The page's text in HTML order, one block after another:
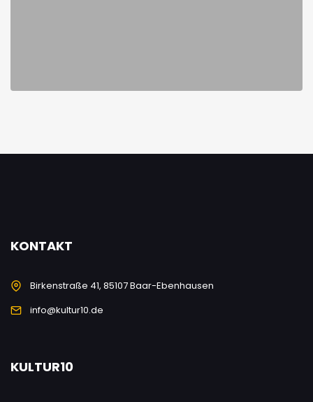
KONTAKT
Birkenstraße 41, 85107 Baar-Ebenhausen
info@kultur10.de
KULTUR10